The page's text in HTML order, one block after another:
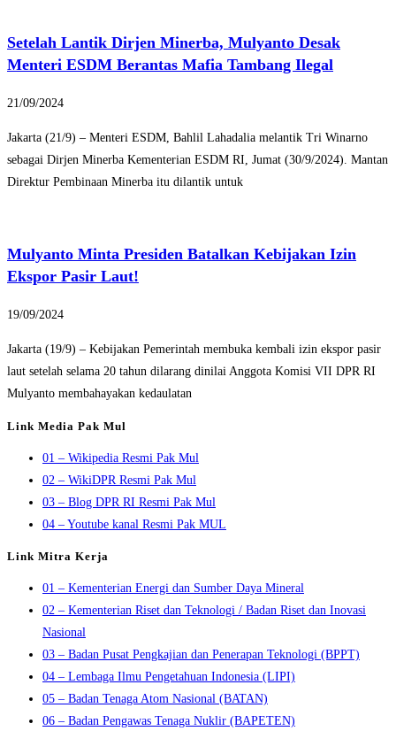
Setelah Lantik Dirjen Minerba, Mulyanto Desak
Menteri ESDM Berantas Mafia Tambang Ilegal
21/09/2024
Jakarta (21/9) – Menteri ESDM, Bahlil Lahadalia melantik Tri Winarno
sebagai Dirjen Minerba Kementerian ESDM RI, Jumat (30/9/2024). Mantan
Direktur Pembinaan Minerba itu dilantik untuk
Mulyanto Minta Presiden Batalkan Kebijakan Izin
Ekspor Pasir Laut!
19/09/2024
Jakarta (19/9) – Kebijakan Pemerintah membuka kembali izin ekspor pasir
laut setelah selama 20 tahun dilarang dinilai Anggota Komisi VII DPR RI
Mulyanto membahayakan kedaulatan
Link Media Pak Mul
01 – Wikipedia Resmi Pak Mul
02 – WikiDPR Resmi Pak Mul
03 – Blog DPR RI Resmi Pak Mul
04 – Youtube kanal Resmi Pak MUL
Link Mitra Kerja
01 – Kementerian Energi dan Sumber Daya Mineral
02 – Kementerian Riset dan Teknologi / Badan Riset dan Inovasi
Nasional
03 – Badan Pusat Pengkajian dan Penerapan Teknologi (BPPT)
04 – Lembaga Ilmu Pengetahuan Indonesia (LIPI)
05 – Badan Tenaga Atom Nasional (BATAN)
06 – Badan Pengawas Tenaga Nuklir (BAPETEN)